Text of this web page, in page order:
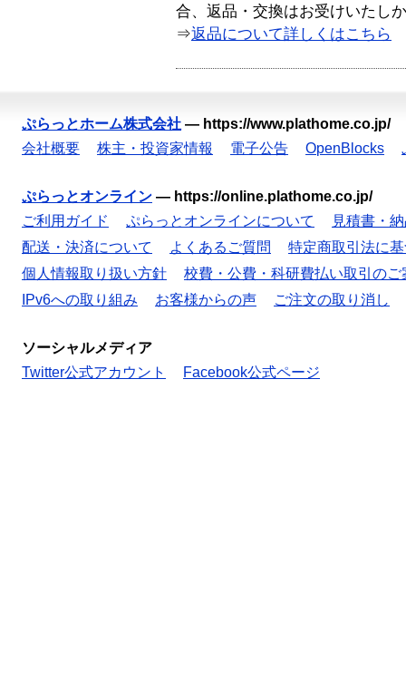
合、返品・交換はお受けいたし
⇒返品について詳しくはこちら
ぷらっとホーム株式会社 — https://www.plathome.co.jp/
会社概要
株主・投資家情報 電子公告 OpenBlocks
ぷらっとオンライン — https://online.plathome.co.jp/
ご利用ガイド
ぷらっとオンラインについて
見積書・
配送・決済について
よくあるご質問
特定商取引法に
個人情報取り扱い方針
校費・公費・科研費払い取引のご
IPv6への取り組み
お客様からの声 ご注文の取り消し
ソーシャルメディア
Twitter公式アカウント
Facebook公式ページ